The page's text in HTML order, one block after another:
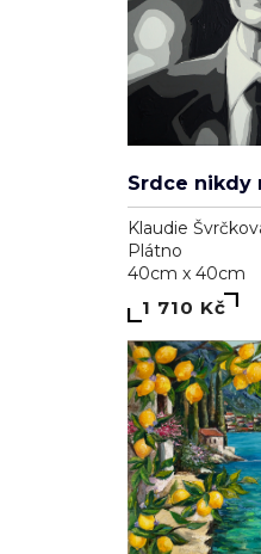
Klaudie Švrčková
Plátno
40cm x 40cm
2 110 Kč